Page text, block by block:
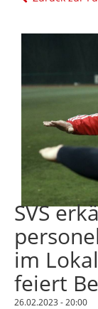
SVS
im
feiert
26.02.2023 - 20:00